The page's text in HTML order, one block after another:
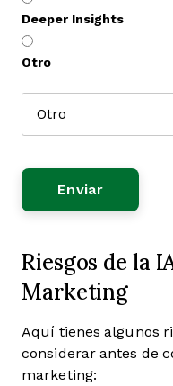
Deeper Insights
Otro
Riesgos de la
Marketing
Aquí tienes algunos
considerar antes de
marketing: